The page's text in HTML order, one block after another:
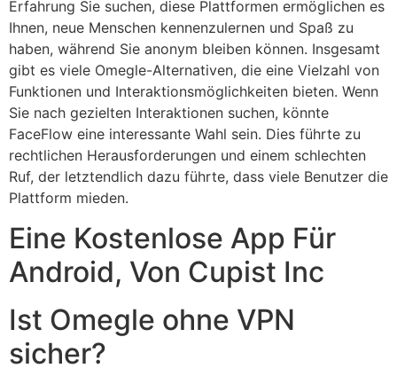
Erfahrung Sie suchen, diese Plattformen ermöglichen es
Ihnen, neue Menschen kennenzulernen und Spaß zu
haben, während Sie anonym bleiben können. Insgesamt
gibt es viele Omegle-Alternativen, die eine Vielzahl von
Funktionen und Interaktionsmöglichkeiten bieten. Wenn
Sie nach gezielten Interaktionen suchen, könnte
FaceFlow eine interessante Wahl sein. Dies führte zu
rechtlichen Herausforderungen und einem schlechten
Ruf, der letztendlich dazu führte, dass viele Benutzer die
Plattform mieden.
Eine Kostenlose App Für
Android, Von Cupist Inc
Ist Omegle ohne VPN
sicher?